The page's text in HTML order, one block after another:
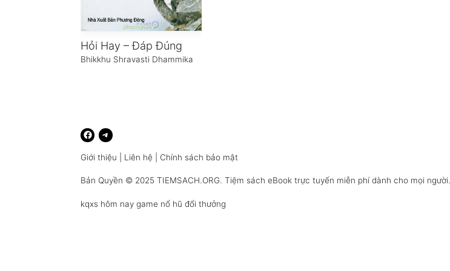
Hỏi Hay – Đáp Đúng
Bhikkhu Shravasti Dhammika
Giới thiệu Liên hệ Chính sách bảo mật
Bản Quyền © 2025TIEMSACH.ORG. Tiệm sách eBook trực tuyến miễn phí dành cho mọi người.
kqxs hôm nay game nổ hũ đổi thưởng